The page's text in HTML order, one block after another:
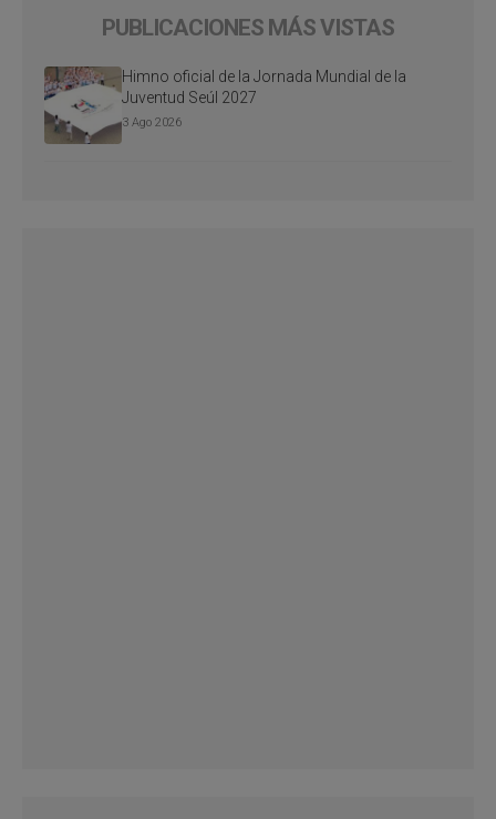
PUBLICACIONES MÁS VISTAS
Himno oficial de la Jornada Mundial de la
Juventud Seúl 2027
3 Ago 2026